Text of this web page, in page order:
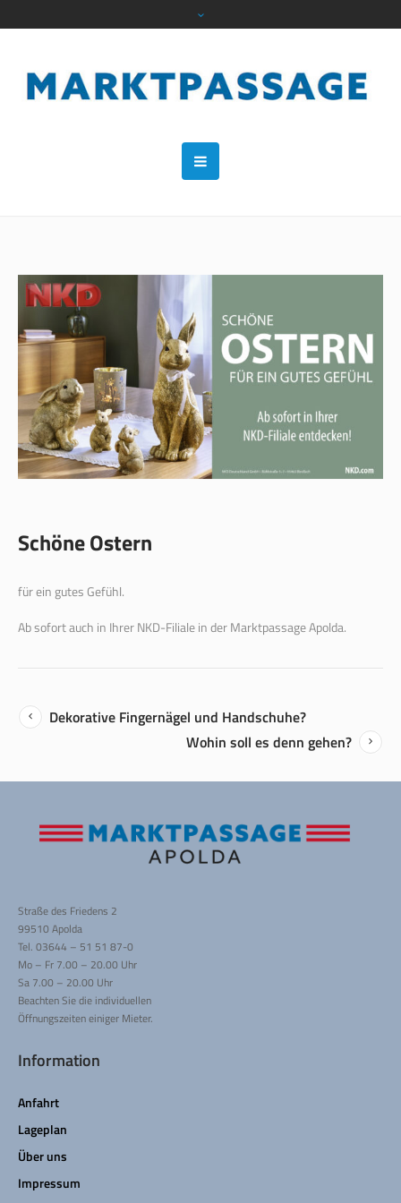
Schöne Ostern
für ein gutes Gefühl.
Ab sofort auch in Ihrer NKD-Filiale in der Marktpassage Apolda.
Dekorative Fingernägel und Handschuhe?
Wohin soll es denn gehen?
Straße des Friedens 2
99510 Apolda
Tel. 03644 – 51 51 87-0
Mo – Fr 7.00 – 20.00 Uhr
Sa 7.00 – 20.00 Uhr
Beachten Sie die individuellen
Öffnungszeiten einiger Mieter.
Information
Anfahrt
Lageplan
Über uns
Impressum